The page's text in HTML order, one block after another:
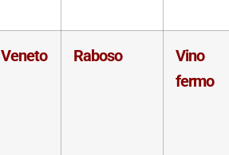
Veneto Raboso
Vino
fermo